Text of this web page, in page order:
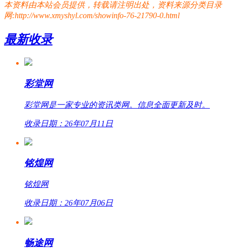
本资料由本站会员提供，转载请注明出处，资料来源分类目录
网:http://www.xmyshyl.com/showinfo-76-21790-0.html
最新收录
彩堂网
彩堂网是一家专业的资讯类网。信息全面更新及时。
收录日期：26年07月11日
铭煌网
铭煌网
收录日期：26年07月06日
畅途网